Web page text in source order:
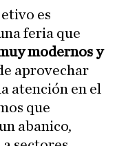
es
feria que
modernos y
aprovechar
atención en el
que
abanico,